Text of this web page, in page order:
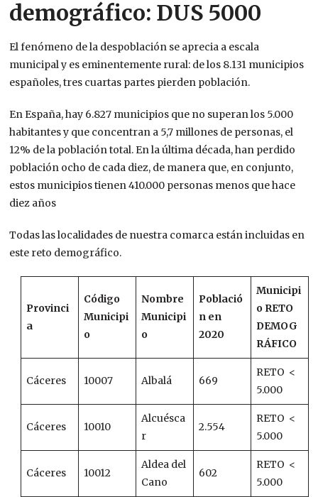
demográfico: DUS 5000
El fenómeno de la despoblación se aprecia a escala
municipal y es eminentemente rural: de los 8.131 municipios
españoles, tres cuartas partes pierden población.
En España, hay 6.827 municipios que no superan los 5.000
habitantes y que concentran a 5,7 millones de personas, el
12% de la población total. En la última década, han perdido
población ocho de cada diez, de manera que, en conjunto,
estos municipios tienen 410.000 personas menos que hace
diez años
Todas las localidades de nuestra comarca están incluidas en
este reto demográfico.
Provinci
a
Código
Municipi
o
Nombre
Municipi
o
Població
n en
2020
Municipi
o RETO
DEMOG
RÁFICO
Cáceres 10007 Albalá 669
RETO <
5.000
Cáceres 10010
Alcuésca
r
2.554
RETO <
5.000
Cáceres 10012
Aldea del
Cano
602
RETO <
5.000